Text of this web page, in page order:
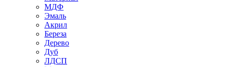
МДФ
Эмаль
Акрил
Береза
Дерево
Дуб
ЛДСП